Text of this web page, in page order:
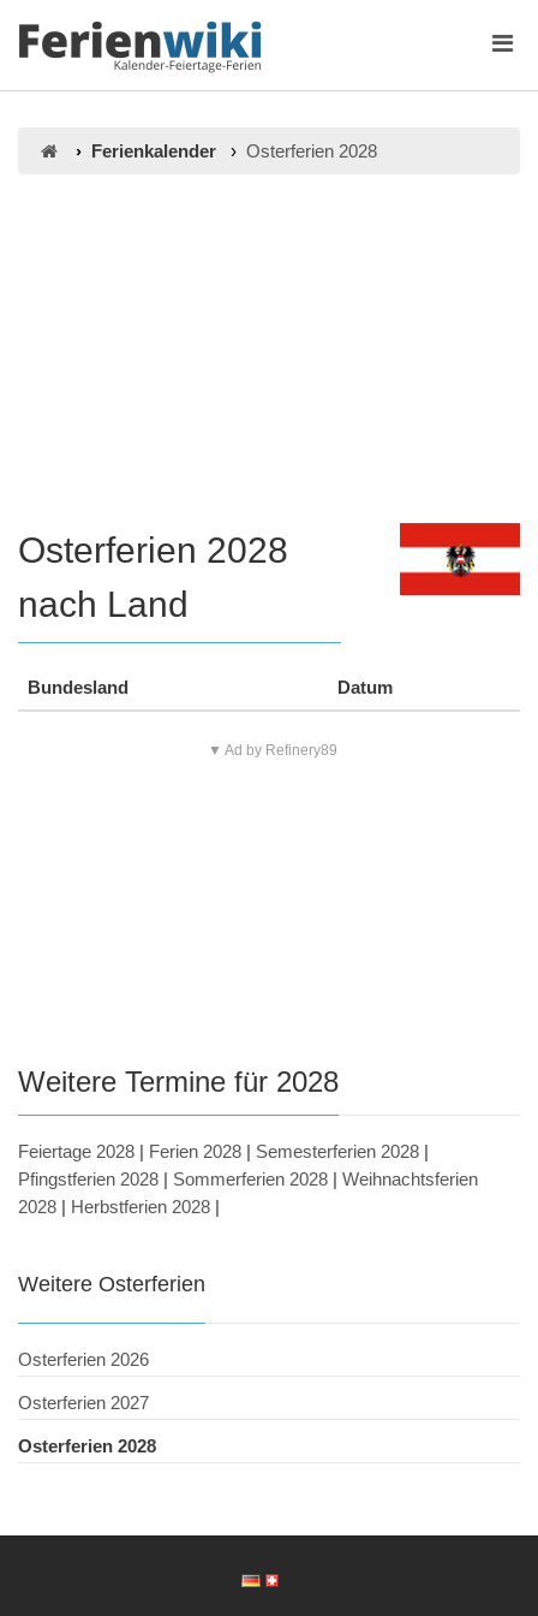
Ferienkalender Osterferien 2028
Osterferien 2028
nach Land
Bundesland Datum
▼ Ad by Refinery89
Weitere Termine für 2028
Feiertage 2028 | Ferien 2028 | Semesterferien 2028 |
Pfingstferien 2028 | Sommerferien 2028 | Weihnachtsferien
2028 | Herbstferien 2028 |
Weitere Osterferien
Osterferien 2026
Osterferien 2027
Osterferien 2028